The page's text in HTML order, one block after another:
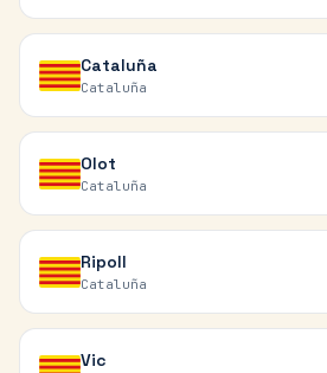
Cataluña
Cataluña
Olot
Cataluña
Ripoll
Cataluña
Vic